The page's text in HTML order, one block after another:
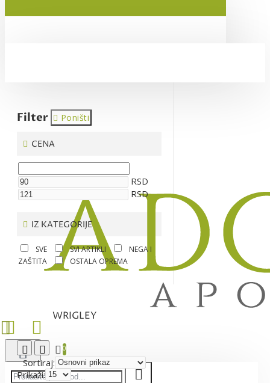
Filter Poništi
CENA
RSD
RSD
IZ KATEGORIJE
SVE SVI ARTIKLI
NEGA I
ZAŠTITA
OSTALA OPREMA
WRIGLEY
0
Sortiraj:
Prikaži: